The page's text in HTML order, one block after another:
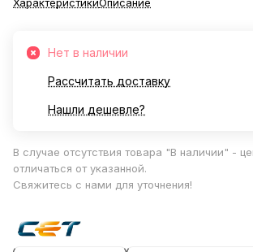
Нет в наличии
Рассчитать доставку
Нашли дешевле?
В случае отсутствия товара "В наличии" -
отличаться от указанной.
Свяжитесь с нами для уточнения!